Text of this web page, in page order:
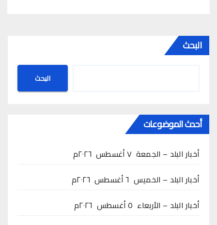
البحث
البحث
أحدث الموضوعات
أخبار البلد – الجمعة ٧ أغسطس ٢٠٢٦م
أخبار البلد – الخميس ٦ أغسطس ٢٠٢٦م
أخبار البلد – الأربعاء ٥ أغسطس ٢٠٢٦م